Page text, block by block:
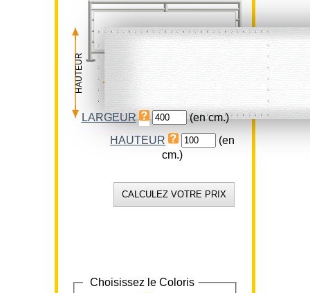
HAUTEUR
LARGEUR
(en cm.)
HAUTEUR
(en
cm.)
Choisissez le Coloris